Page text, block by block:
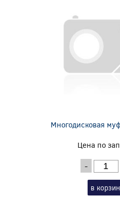
Многодисковая
Цена по
-
в